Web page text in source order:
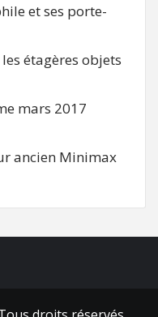
et ses porte-
étagères objets
mars 2017
ancien Minimax